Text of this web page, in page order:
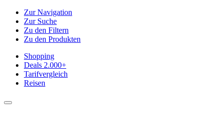
Zur Navigation
Zur Suche
Zu den Filtern
Zu den Produkten
Shopping
Deals 2.000+
Tarifvergleich
Reisen